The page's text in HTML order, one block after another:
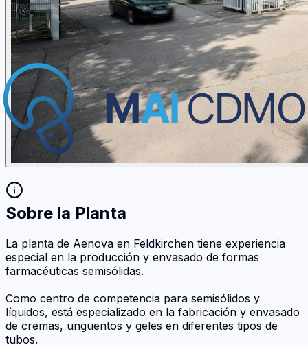
Sobre la Planta
La planta de Aenova en Feldkirchen tiene experiencia
especial en la producción y envasado de formas
farmacéuticas semisólidas.
Como centro de competencia para semisólidos y
líquidos, está especializado en la fabricación y envasado
de cremas, ungüentos y geles en diferentes tipos de
tubos.